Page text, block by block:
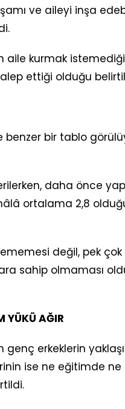
ve aileyi inşa
aile kurmak
ettiği olduğu
benzer bir tablo
daha önce
ortalama 2,8
değil, pek
sahip olmaması
YÜKÜ AĞIR
erkeklerin
ise ne eğitimde